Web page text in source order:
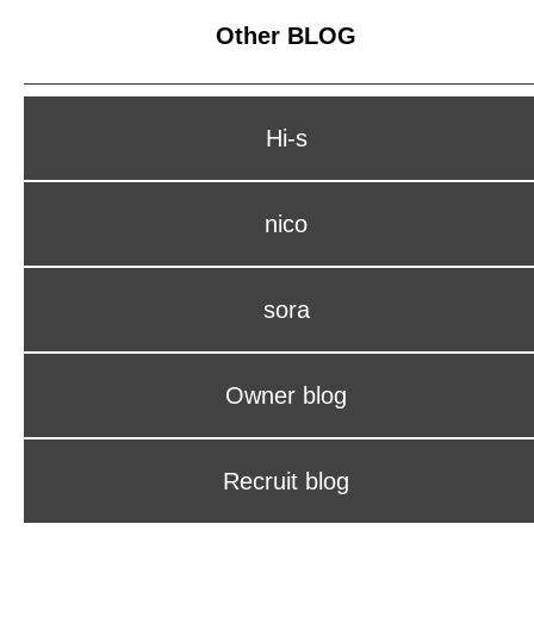
Other BLOG
Hi-s
nico
sora
Owner blog
Recruit blog